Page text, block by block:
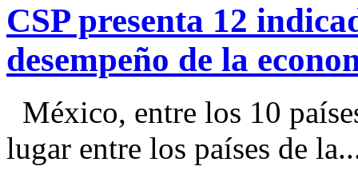
CSP presenta 12
desempeño de la
México, entre los 10
lugar entre los países de